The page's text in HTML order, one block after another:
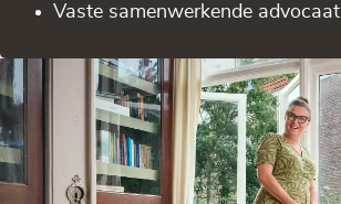
Vaste samenwerkende advocaat